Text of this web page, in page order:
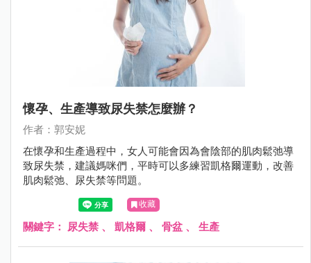
懷孕、生產導致尿失禁怎麼辦？
作者：郭安妮
在懷孕和生產過程中，女人可能會因為會陰部的肌肉鬆弛導
致尿失禁，建議媽咪們，平時可以多練習凱格爾運動，改善
肌肉鬆弛、尿失禁等問題。
收藏
關鍵字： 尿失禁 、 凱格爾 、 骨盆 、 生產